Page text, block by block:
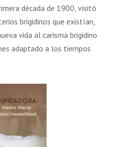
década de 1900, visitó
brigidinos que existían,
vida al carisma brigidino
adaptado a los tiempos